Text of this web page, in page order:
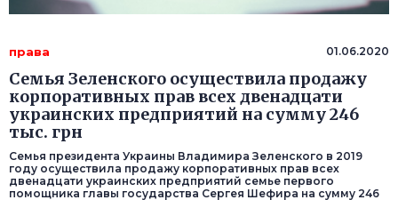
права 01.06.2020
Семья Зеленского осуществила продажу
корпоративных прав всех двенадцати
украинских предприятий на сумму 246
тыс. грн
Семья президента Украины Владимира Зеленского в 2019
году осуществила продажу корпоративных прав всех
двенадцати украинских предприятий семье первого
помощника главы государства Сергея Шефира на сумму 246